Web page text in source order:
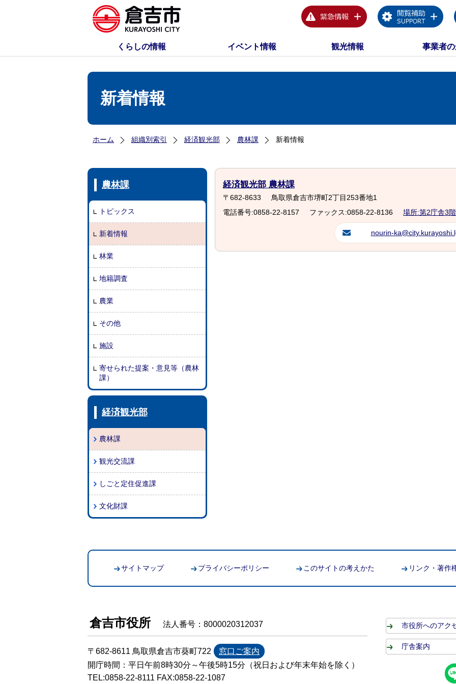
くらしの情報 イベント情報 観光情報 事業者
新着情報
ホーム 組織別索引 経済観光部 農林課 新着情報
農林課
トピックス
新着情報
林業
地籍調査
農業
その他
施設
寄せられた提案・意見等（農林
課）
経済観光部
農林課
観光交流課
しごと定住促進課
文化財課
経済観光部 農林課
〒682-8633
鳥取県倉吉市堺町2丁目253番地1
電話番号:0858-22-8157
ファックス:0858-22-8136 場所:第2庁舎3階
nourin-
サイトマップ プライバシーポリシー このサイトの考えかた リンク・著作
倉吉市役所 法人番号：8000020312037
〒682-8611 鳥取県倉吉市葵町722
窓口ご案内
開庁時間：平日午前8時30分～午後5時15分（祝日および年末年始を除く）
TEL:0858-22-8111 FAX:0858-22-1087
市役所へのアク
庁舎案内